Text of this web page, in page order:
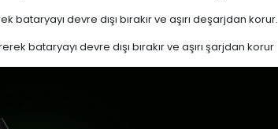
devre dışı bırakır ve aşırı deşarjdan korur.
bataryayı devre dışı bırakır ve aşırı şarjdan korur